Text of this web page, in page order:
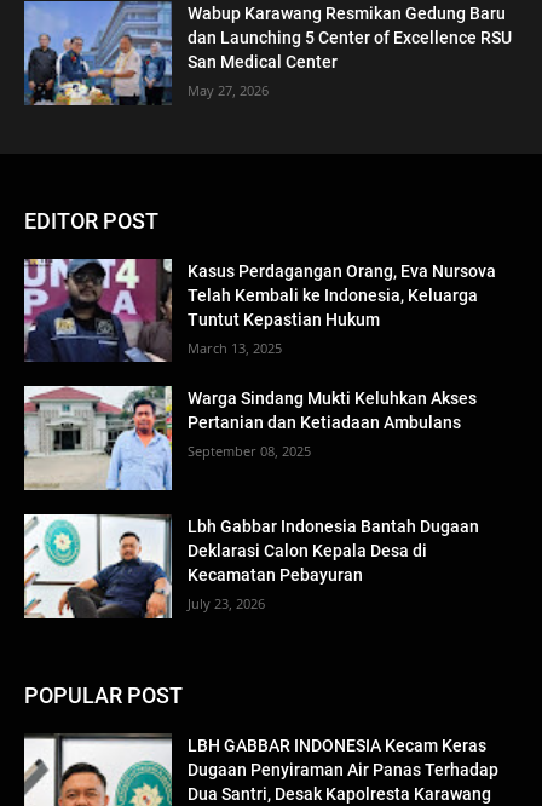
Wabup Karawang Resmikan Gedung Baru
dan Launching 5 Center of Excellence RSU
San Medical Center
May 27, 2026
EDITOR POST
Kasus Perdagangan Orang, Eva Nursova
Telah Kembali ke Indonesia, Keluarga
Tuntut Kepastian Hukum
March 13, 2025
Warga Sindang Mukti Keluhkan Akses
Pertanian dan Ketiadaan Ambulans
September 08, 2025
Lbh Gabbar Indonesia Bantah Dugaan
Deklarasi Calon Kepala Desa di
Kecamatan Pebayuran
July 23, 2026
POPULAR POST
LBH GABBAR INDONESIA Kecam Keras
Dugaan Penyiraman Air Panas Terhadap
Dua Santri, Desak Kapolresta Karawang